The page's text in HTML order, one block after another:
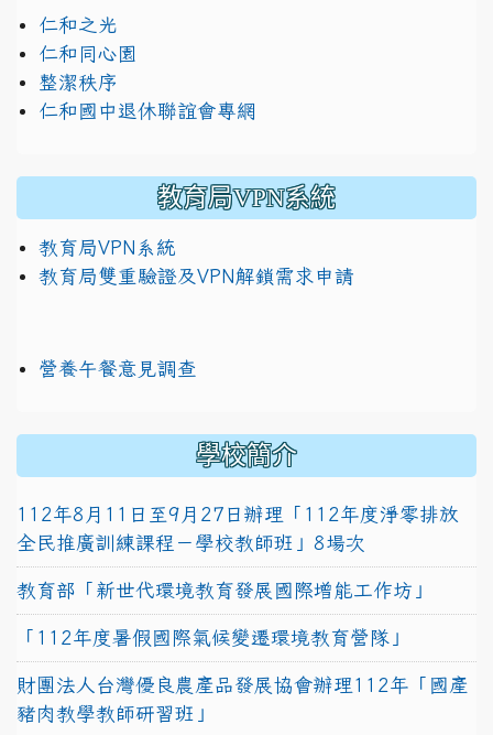
仁和之光
仁和同心園
整潔秩序
仁和國中退休聯誼會專網
教育局VPN系統
教育局VPN系統
教育局雙重驗證及VPN解鎖需求申請
營養午餐意見調查
學校簡介
112年8月11日至9月27日辦理「112年度淨零排放
全民推廣訓練課程－學校教師班」8場次
教育部「新世代環境教育發展國際增能工作坊」
「112年度暑假國際氣候變遷環境教育營隊」
財團法人台灣優良農產品發展協會辦理112年「國產
豬肉教學教師研習班」